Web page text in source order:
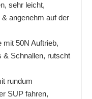
sehr leicht,
angenehm auf der
mit 50N Auftrieb,
Schnallen, rutscht
rundum
SUP fahren,